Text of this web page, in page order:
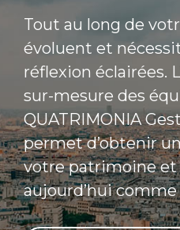
Tout au long de
évoluent et
réflexion éclairées.
sur-mesure des
QUATRIMONIA
permet d’obtenir
votre patrimoine et
aujourd’hui